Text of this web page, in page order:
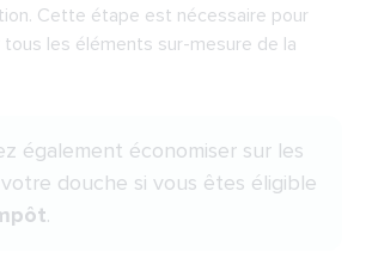
Cette étape est nécessaire pour
les éléments sur-mesure de la
également économiser sur les
douche si vous êtes éligible
.